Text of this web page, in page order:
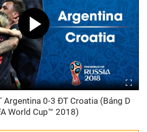
Argentina 0-3 ĐT Croatia (Bảng D
World Cup™ 2018)